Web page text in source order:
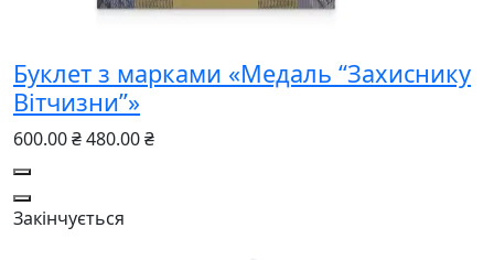
Буклет з марками «Медаль “Захиснику
Вітчизни”»
600.00 ₴480.00 ₴
Закінчується